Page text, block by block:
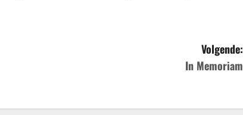
Volgende:
In Memoriam